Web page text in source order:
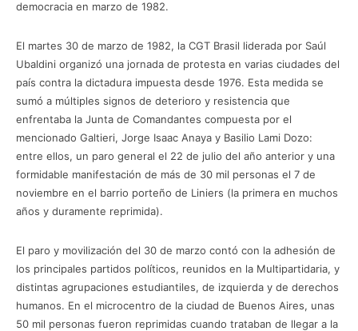
democracia en marzo de 1982.
El martes 30 de marzo de 1982, la CGT Brasil liderada por Saúl
Ubaldini organizó una jornada de protesta en varias ciudades del
país contra la dictadura impuesta desde 1976. Esta medida se
sumó a múltiples signos de deterioro y resistencia que
enfrentaba la Junta de Comandantes compuesta por el
mencionado Galtieri, Jorge Isaac Anaya y Basilio Lami Dozo:
entre ellos, un paro general el 22 de julio del año anterior y una
formidable manifestación de más de 30 mil personas el 7 de
noviembre en el barrio porteño de Liniers (la primera en muchos
años y duramente reprimida).
El paro y movilización del 30 de marzo contó con la adhesión de
los principales partidos políticos, reunidos en la Multipartidaria, y
distintas agrupaciones estudiantiles, de izquierda y de derechos
humanos. En el microcentro de la ciudad de Buenos Aires, unas
50 mil personas fueron reprimidas cuando trataban de llegar a la